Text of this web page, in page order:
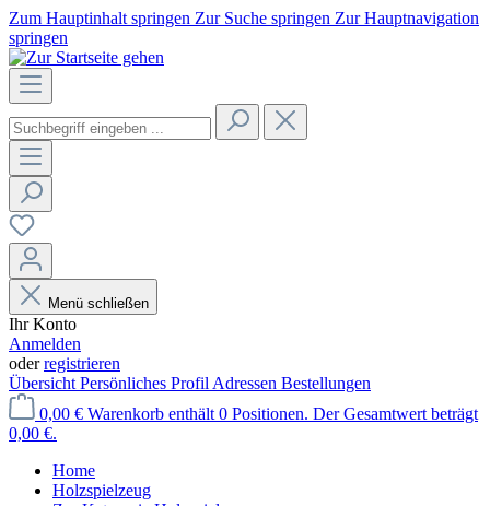
Zum Hauptinhalt springen Zur Suche springen Zur Hauptnavigation
springen
Menü schließen
Ihr Konto
Anmelden
oderregistrieren
Übersicht Persönliches Profil Adressen Bestellungen
0,00 € Warenkorb enthält 0 Positionen. Der Gesamtwert beträgt
0,00 €.
Home
Holzspielzeug